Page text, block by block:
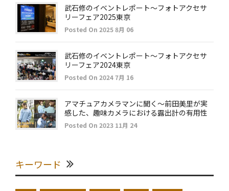
武石修のイベントレポート～フォトアクセサ
リーフェア2025東京
Posted On 2025 8月 06
武石修のイベントレポート～フォトアクセサ
リーフェア2024東京
Posted On 2024 7月 16
アマチュアカメラマンに聞く～前田美里が実
感した、趣味カメラにおける露出計の有用性
Posted On 2023 11月 24
キーワード